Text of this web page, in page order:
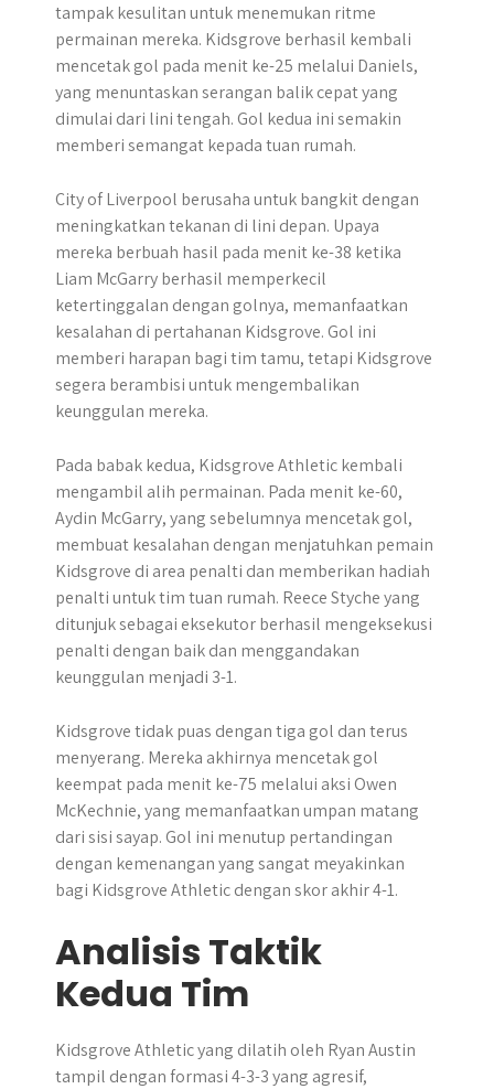
tampak kesulitan untuk menemukan ritme
permainan mereka. Kidsgrove berhasil kembali
mencetak gol pada menit ke-25 melalui Daniels,
yang menuntaskan serangan balik cepat yang
dimulai dari lini tengah. Gol kedua ini semakin
memberi semangat kepada tuan rumah.
City of Liverpool berusaha untuk bangkit dengan
meningkatkan tekanan di lini depan. Upaya
mereka berbuah hasil pada menit ke-38 ketika
Liam McGarry berhasil memperkecil
ketertinggalan dengan golnya, memanfaatkan
kesalahan di pertahanan Kidsgrove. Gol ini
memberi harapan bagi tim tamu, tetapi Kidsgrove
segera berambisi untuk mengembalikan
keunggulan mereka.
Pada babak kedua, Kidsgrove Athletic kembali
mengambil alih permainan. Pada menit ke-60,
Aydin McGarry, yang sebelumnya mencetak gol,
membuat kesalahan dengan menjatuhkan pemain
Kidsgrove di area penalti dan memberikan hadiah
penalti untuk tim tuan rumah. Reece Styche yang
ditunjuk sebagai eksekutor berhasil mengeksekusi
penalti dengan baik dan menggandakan
keunggulan menjadi 3-1.
Kidsgrove tidak puas dengan tiga gol dan terus
menyerang. Mereka akhirnya mencetak gol
keempat pada menit ke-75 melalui aksi Owen
McKechnie, yang memanfaatkan umpan matang
dari sisi sayap. Gol ini menutup pertandingan
dengan kemenangan yang sangat meyakinkan
bagi Kidsgrove Athletic dengan skor akhir 4-1.
Analisis Taktik
Kedua Tim
Kidsgrove Athletic yang dilatih oleh Ryan Austin
tampil dengan formasi 4-3-3 yang agresif,